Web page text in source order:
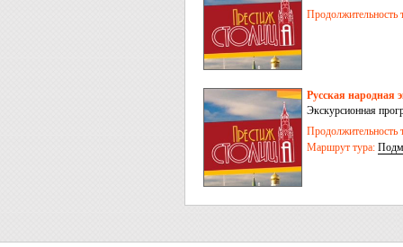
Продолжительность
Русская
Экскурсионная
Продолжительность
Маршрут тура: